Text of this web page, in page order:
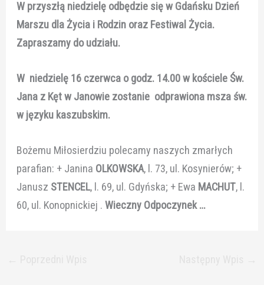
W przyszłą niedzielę odbędzie się w Gdańsku Dzień
Marszu dla Życia i Rodzin oraz Festiwal Życia.
Zapraszamy do udziału.
W niedzielę 16 czerwca o godz. 14.00 w kościele Św.
Jana z Kęt w Janowie zostanie odprawiona msza św.
w języku kaszubskim.
Bożemu Miłosierdziu polecamy naszych zmarłych
parafian: + Janina OLKOWSKA, l. 73, ul. Kosynierów; +
Janusz STENCEL, l. 69, ul. Gdyńska; + Ewa MACHUT, l.
60, ul. Konopnickiej .Wieczny Odpoczynek …